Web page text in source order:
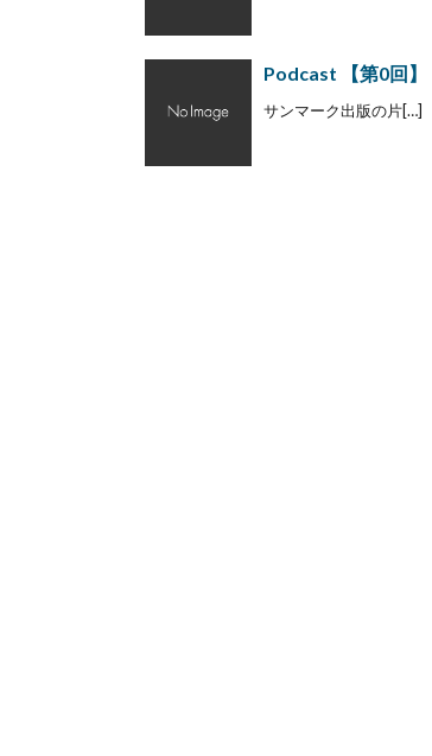
Podcast 【第0回
サンマーク出版の片[…]